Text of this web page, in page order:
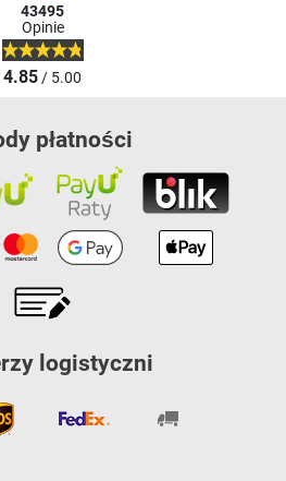
43495
Opinie
4.85/ 5.00
płatności
logistyczni